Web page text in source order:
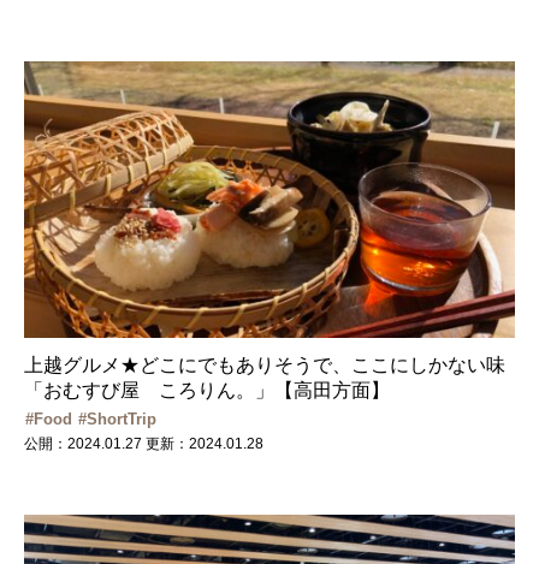
上越グルメ★どこにでもありそうで、ここにしかない味
「おむすび屋 ころりん。」【高田方面】
Food ShortTrip
公開：2024.01.27 更新：2024.01.28